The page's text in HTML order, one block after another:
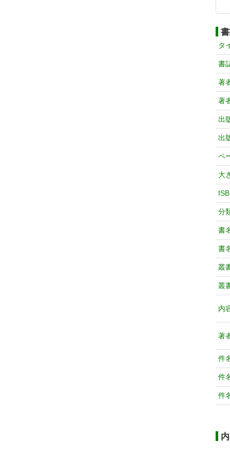
タ
書
著
著
出
出
ペ
大
分
書
書
叢
叢
内
著
件
件
件